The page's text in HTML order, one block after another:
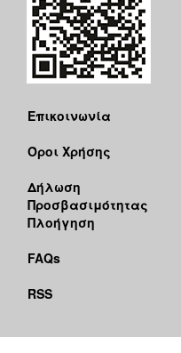
Επικοινωνία
Όροι Χρήσης
Δήλωση
Προσβασιμότητας
Πλοήγηση
FAQs
RSS